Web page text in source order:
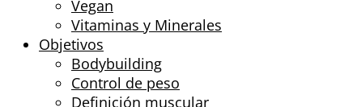
Vegan
Vitaminas y Minerales
Objetivos
Bodybuilding
Control de peso
Definición muscular